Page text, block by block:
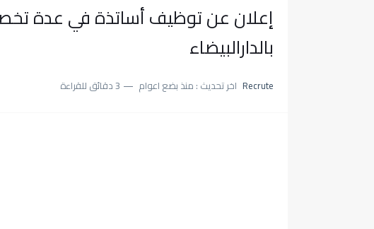
بالدارالبيضاء
Recrute اخر تحديث : منذ بضع اعوام 3 دقائق للقراءة